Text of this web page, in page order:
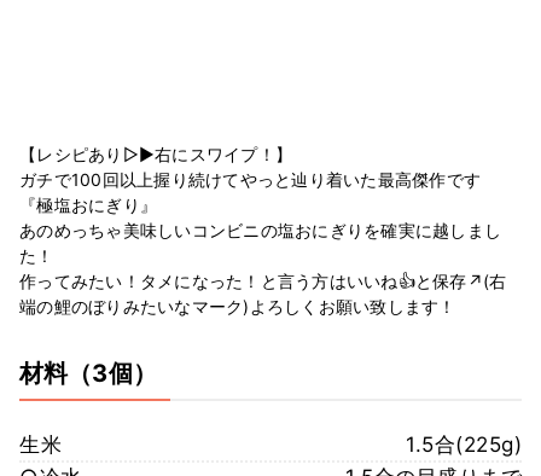
【レシピあり▷▶︎右にスワイプ！】
ガチで100回以上握り続けてやっと辿り着いた最高傑作です
『極塩おにぎり』
あのめっちゃ美味しいコンビニの塩おにぎりを確実に越しまし
た！
作ってみたい！タメになった！と言う方はいいね👍と保存↗️(右
端の鯉のぼりみたいなマーク)よろしくお願い致します！
材料（3個）
生米
1.5合(225g)